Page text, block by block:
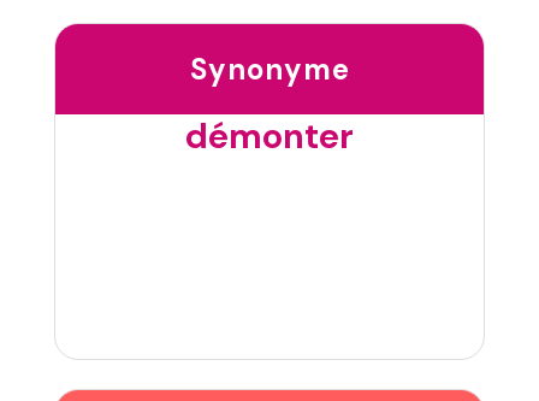
Synonyme
démonter